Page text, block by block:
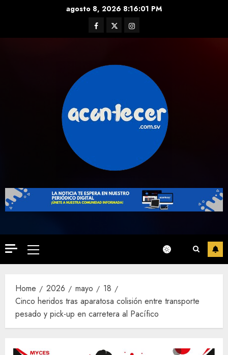
agosto 8, 2026 8:16:02 PM
Facebook
TwitterInstagram
Primary
Menu
Home 2026 mayo
18
Cinco heridos tras aparatosa colisión entre transporte
pesado y pick-up en carretera al Pacífico